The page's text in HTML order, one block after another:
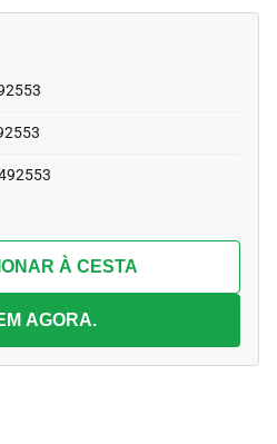
À CESTA
AGORA.